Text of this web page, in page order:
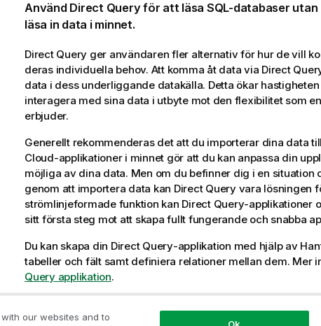
Använd Direct Queryför att läsa SQL-databaser
läsa in data i minnet.
Direct Query ger användaren fler alternativ för hur de vill
deras individuella behov. Att komma åt data via Direct
data i dess underliggande datakälla. Detta ökar
interagera med sina data i utbyte mot den flexibilitet som en
erbjuder.
Generellt rekommenderas det att du importerar dina data till
Cloud-applikationer i minnet gör att du kan anpassa din
möjliga av dina data. Men om du befinner dig i en situation
genom att importera data kan Direct Queryvara lösningen
strömlinjeformade funktion kan Direct Query-applikationer
sitt första steg mot att skapa fullt fungerande och snabba
Du kan skapa din Direct Query-applikation med hjälp av
tabeller och fält samt definiera relationer mellan dem. Mer
Query applikation.
Du kan även använda anpassad SQL i laddningsskriptet
Direct Query-applikation. Detta gör att du kan använda
our websites and to